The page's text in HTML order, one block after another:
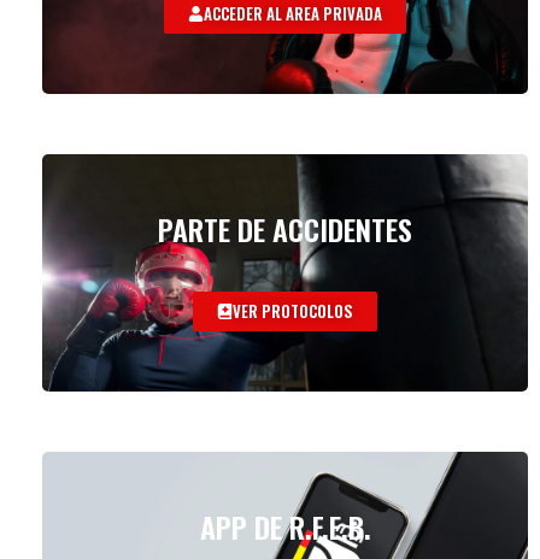
ACCEDER AL AREA PRIVADA
PARTE DE ACCIDENTES
VER PROTOCOLOS
APP DE R.F.E.B.